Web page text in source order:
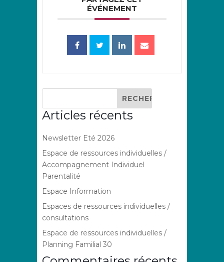
ÉVÉNEMENT
Articles récents
Newsletter Eté 2026
Espace de ressources individuelles /
Accompagnement Individuel
Parentalité
Espace Information
Espaces de ressources individuelles /
consultations
Espace de ressources individuelles /
Planning Familial 30